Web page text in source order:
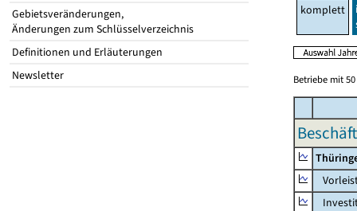
Gebietsveränderungen,
Änderungen zum Schlüsselverzeichnis
Definitionen und Erläuterungen
Newsletter
komplett
Betriebe mit